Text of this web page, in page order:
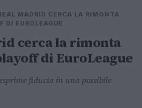
⌕
MADRID CERCA LA RIMONTA
DI EUROLEAGUE
cerca la rimonta
di EuroLeague
fiducia in una possibile